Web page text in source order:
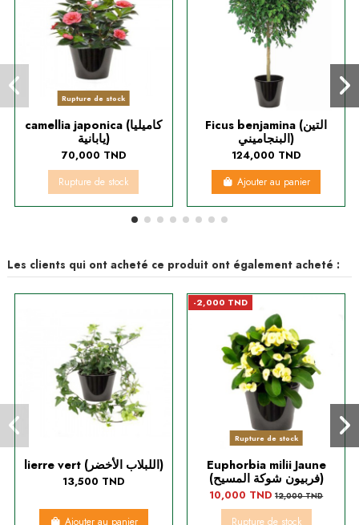
Rupture de stock
camellia japonica (كاميليا
يابانية)
70,000 TND
Rupture de stock
Ficus benjamina (التين
البنجاميني)
124,000 TND
Ajouter au panier
Les clients qui ont acheté ce produit ont également acheté :
lierre vert (اللبلاب الأخضر)
13,500 TND
Ajouter au panier
-2,000 TND
Rupture de stock
Euphorbia milii Jaune
(فربيون شوكة المسيح)
10,000 TND12,000 TND
Rupture de stock